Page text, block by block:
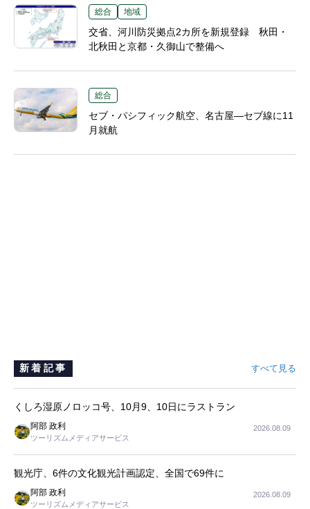
総合 地域
交省、河川防災拠点2カ所を新規登録 秋田・
北秋田と京都・久御山で整備へ
総合
セブ・パシフィック航空、名古屋―セブ線に11
月就航
新着記事 すべて見る
くしろ湿原ノロッコ号、10月9、10日にラストラン
阿部 政利
ツーリズムメディアサービス
2026.08.09
観光庁、6件の文化観光計画認定、全国で69件に
阿部 政利
ツーリズムメディアサービス
2026.08.09